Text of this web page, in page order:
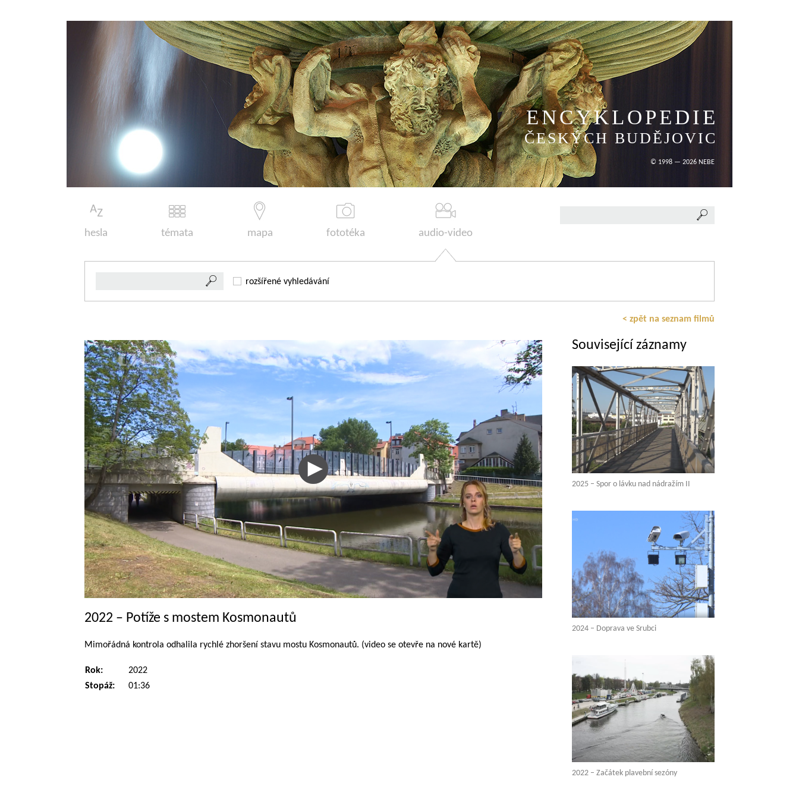
ENCYKLOPEDIE
ČESKÝCH BUDĚJOVIC
© 1998 — 2026 NEBE
hesla témata mapa fototéka audio-video
rozšířené vyhledávání
< zpět na seznam filmů
2022 – Potíže s mostem Kosmonautů
Mimořádná kontrola odhalila rychlé zhoršení stavu mostu Kosmonautů. (video se otevře na nové kartě)
Rok:
2022
Stopáž:
01:36
Související záznamy
2025 – Spor o lávku nad nádražím II
2024 – Doprava ve Srubci
2022 – Začátek plavební sezóny